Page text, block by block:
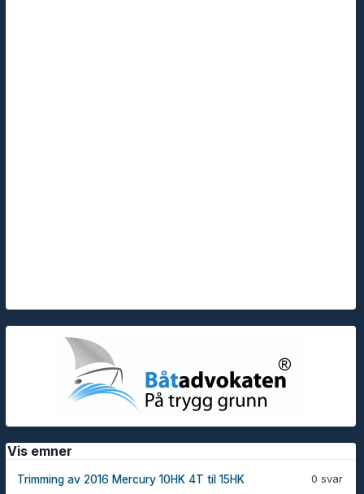
Vis emner
0 svar
Trimming av 2016 Mercury 10HK 4T til 15HK